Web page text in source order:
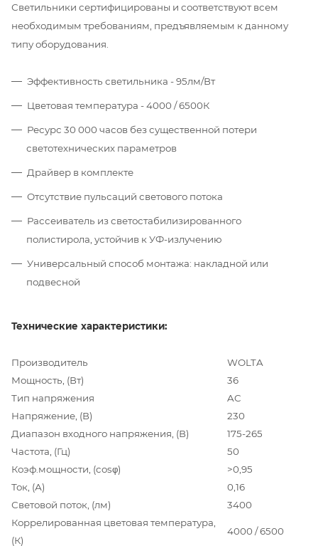
Светильники сертифицированы и соответствуют всем
необходимым требованиям, предъявляемым к данному
типу оборудования.
Эффективность светильника - 95лм/Вт
Цветовая температура - 4000 / 6500К
Ресурс 30 000 часов без существенной потери
светотехнических параметров
Драйвер в комплекте
Отсутствие пульсаций светового потока
Рассеиватель из светостабилизированного
полистирола, устойчив к УФ-излучению
Универсальный способ монтажа: накладной или
подвесной
Технические характеристики:
Производитель
WOLTA
Мощность, (Вт)
36
Тип напряжения
AC
Напряжение, (В)
230
Диапазон входного напряжения, (В)
175-265
Частота, (Гц)
50
Коэф.мощности, (cosφ)
>0,95
Ток, (А)
0,16
Световой поток, (лм)
3400
Коррелированная цветовая температура,
(К)
4000 / 6500